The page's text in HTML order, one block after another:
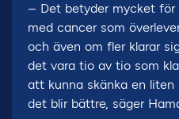
– Det betyder mycket för
med cancer som
och även om fler klarar
det vara tio av tio som
att kunna skänka en
det blir bättre, säger